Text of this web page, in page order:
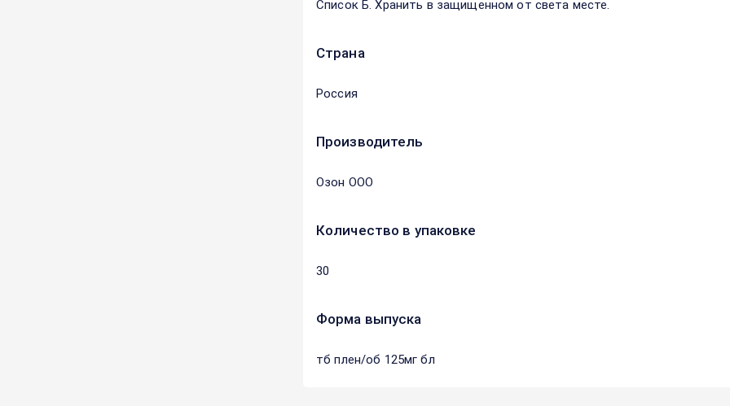
Список Б. Хранить в защищенном от света месте.
Страна
Россия
Производитель
Озон ООО
Количество в упаковке
30
Форма выпуска
тб плен/об 125мг бл